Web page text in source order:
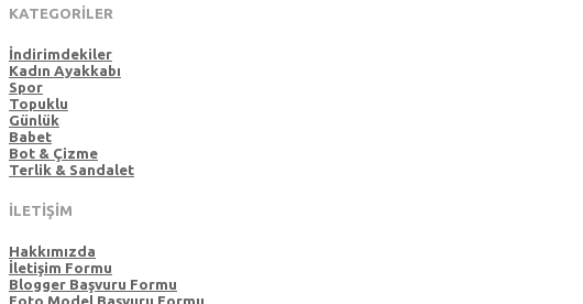
KATEGORİLER
İndirimdekiler
Kadın Ayakkabı
Spor
Topuklu
Günlük
Babet
Bot & Çizme
Terlik & Sandalet
İLETİŞİM
Hakkımızda
İletişim Formu
Blogger Başvuru Formu